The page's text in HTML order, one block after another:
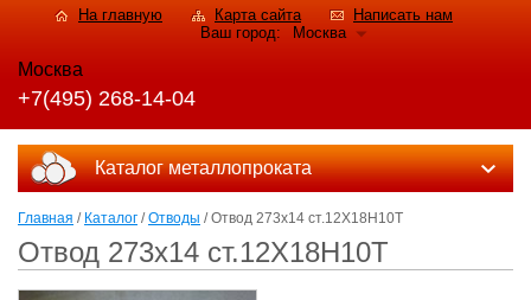
На главную Карта сайта
Написать нам
Ваш город:
Москва
Москва
+7(495) 268-14-04
Каталог металлопроката
Главная / Каталог /Отводы / Отвод 273х14 ст.12Х18Н10Т
Отвод 273х14 ст.12Х18Н10Т